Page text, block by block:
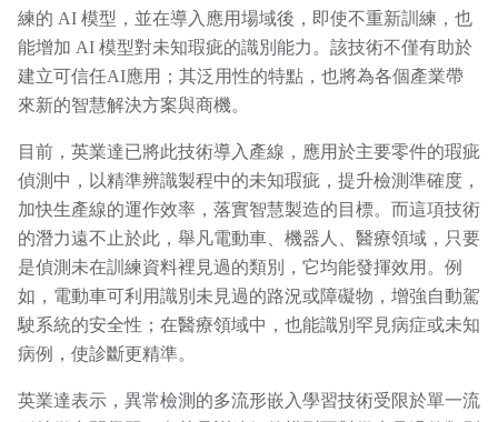
練的 AI 模型，並在導入應用場域後，即使不重新訓練，也
能增加 AI 模型對未知瑕疵的識別能力。該技術不僅有助於
建立可信任AI應用；其泛用性的特點，也將為各個產業帶
來新的智慧解決方案與商機。
目前，英業達已將此技術導入產線，應用於主要零件的瑕疵
偵測中，以精準辨識製程中的未知瑕疵，提升檢測準確度，
加快生產線的運作效率，落實智慧製造的目標。而這項技術
的潛力遠不止於此，舉凡電動車、機器人、醫療領域，只要
是偵測未在訓練資料裡見過的類別，它均能發揮效用。例
如，電動車可利用識別未見過的路況或障礙物，增強自動駕
駛系統的安全性；在醫療領域中，也能識別罕見病症或未知
病例，使診斷更精準。
英業達表示，異常檢測的多流形嵌入學習技術受限於單一流